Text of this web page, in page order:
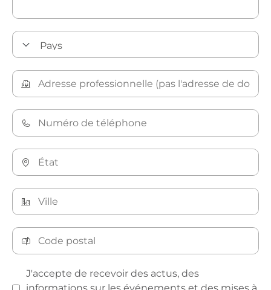
J'accepte de recevoir des actus, des